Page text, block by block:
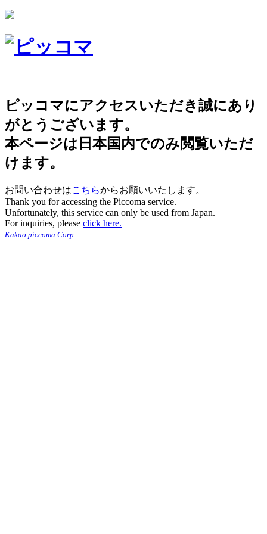
ピッコマにアクセスいただき誠にあり
がとうございます。
本ページは日本国内でのみ閲覧いただ
けます。
お問い合わせはこちらからお願いいたします。
Thank you for accessing the Piccoma service.
Unfortunately, this service can only be used from Japan.
For inquiries, please click here.
Kakao piccoma Corp.